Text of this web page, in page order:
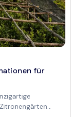
für